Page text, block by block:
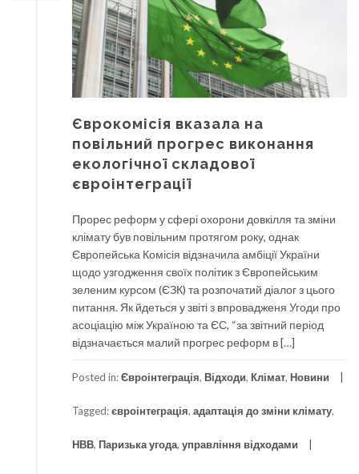
Єврокомісія вказала на
повільний прогрес виконання
екологічної складової
євроінтеграції
Прорес реформ у сфері охорони довкілля та зміни
клімату був повільним протягом року, однак
Європейська Комісія відзначила амбіції України
щодо узгодження своїх політик з Європейським
зеленим курсом (ЄЗК) та розпочатий діалог з цього
питання. Як йдеться у звіті з впровадженя Угоди про
асоціацію між Україною та ЄС, “за звітний період
відзначається малий прогрес реформ в […]
Posted in:Євроінтеграція, Відходи, Клімат, Новини
Tagged:євроінтеграція, адаптація до зміни клімату,
НВВ, Паризька угода, управління відходами